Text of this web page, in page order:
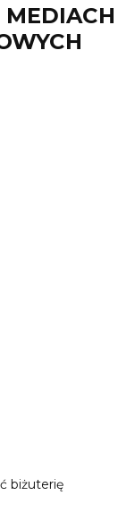
biżuterię